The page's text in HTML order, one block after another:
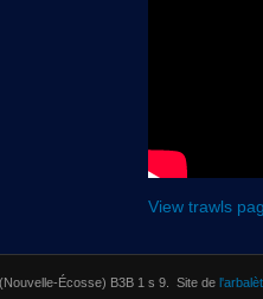
View trawls
Écosse) B3B 1 s 9. Site de